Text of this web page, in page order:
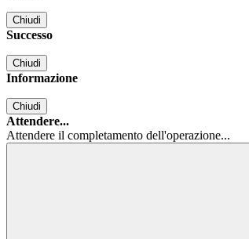
Chiudi
Successo
Chiudi
Informazione
Chiudi
Attendere...
Attendere il completamento dell'operazione...